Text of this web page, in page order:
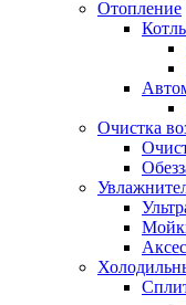
Отопление
Очистка